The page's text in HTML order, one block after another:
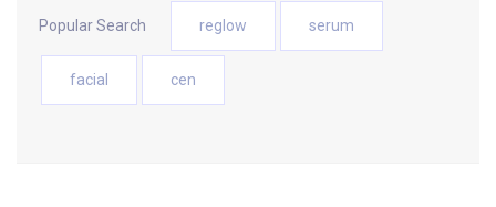
Popular Search reglow serum
facial cen